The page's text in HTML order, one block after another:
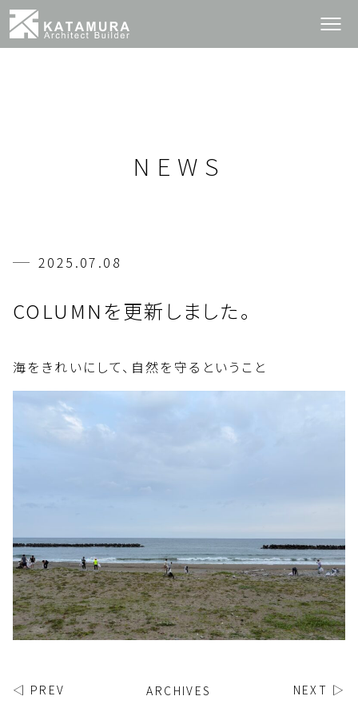
NEWS
2025.07.08
COLUMNを更新しました。
海をきれいにして、自然を守るということ
◁ PREV ARCHIVES NEXT ▷